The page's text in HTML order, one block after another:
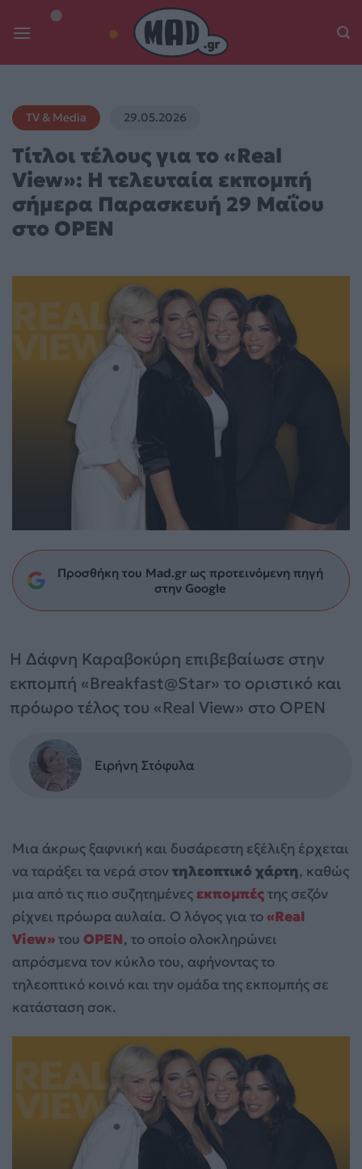
TV & Media 29.05.2026
Τίτλοι τέλους για το «Real
View»: Η τελευταία εκπομπή
σήμερα Παρασκευή 29 Μαΐου
στο OPEN
Προσθήκη του Mad.gr ως προτεινόμενη πηγή
στην Google
Η Δάφνη Καραβοκύρη επιβεβαίωσε στην
εκπομπή «Breakfast@Star» το οριστικό και
πρόωρο τέλος του «Real View» στο OPEN
Ειρήνη Στόφυλα
Μια άκρως ξαφνική και δυσάρεστη εξέλιξη έρχεται
να ταράξει τα νερά στοντηλεοπτικό χάρτη, καθώς
μια από τις πιο συζητημένες εκπομπέςτης σεζόν
ρίχνει πρόωρα αυλαία. Ο λόγος για το«Real
View»του OPEN, το οποίο ολοκληρώνει
απρόσμενα τον κύκλο του, αφήνοντας το
τηλεοπτικό κοινό και την ομάδα της εκπομπής σε
κατάσταση σοκ.